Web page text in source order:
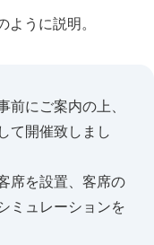
うに説明。
前にご案内の上、
て開催致しまし
席を設置、客席の
ミュレーションを